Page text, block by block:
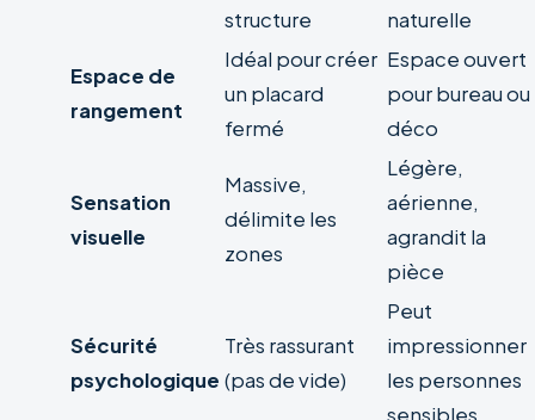
structure
naturelle
Espace de
rangement
Idéal pour créer
un placard
fermé
Espace ouvert
pour bureau ou
déco
Sensation
visuelle
Massive,
délimite les
zones
Légère,
aérienne,
agrandit la
pièce
Sécurité
psychologique
Très rassurant
(pas de vide)
Peut
impressionner
les personnes